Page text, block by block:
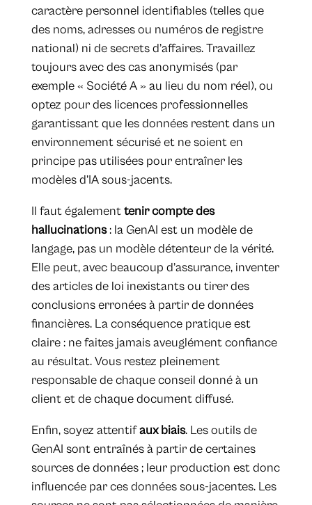
caractère personnel identifiables (telles que
des noms, adresses ou numéros de registre
national) ni de secrets d’affaires. Travaillez
toujours avec des cas anonymisés (par
exemple « Société A » au lieu du nom réel), ou
optez pour des licences professionnelles
garantissant que les données restent dans un
environnement sécurisé et ne soient en
principe pas utilisées pour entraîner les
modèles d’IA sous-jacents.
Il faut égalementtenir compte des
hallucinations: la GenAI est un modèle de
langage, pas un modèle détenteur de la vérité.
Elle peut, avec beaucoup d’assurance, inventer
des articles de loi inexistants ou tirer des
conclusions erronées à partir de données
financières. La conséquence pratique est
claire : ne faites jamais aveuglément confiance
au résultat. Vous restez pleinement
responsable de chaque conseil donné à un
client et de chaque document diffusé.
Enfin, soyez attentifaux biais. Les outils de
GenAI sont entraînés à partir de certaines
sources de données ; leur production est donc
influencée par ces données sous-jacentes. Les